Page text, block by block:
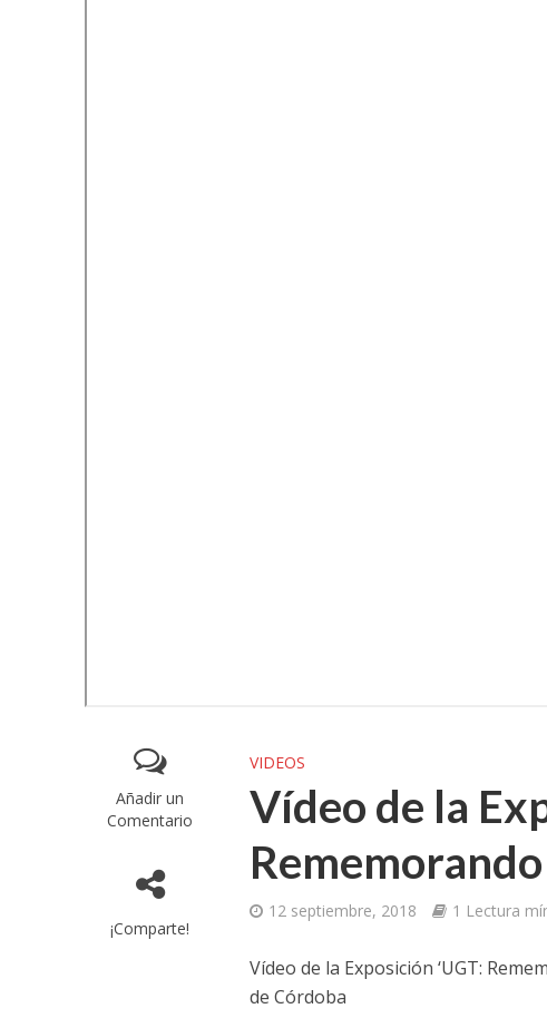
Añadir un
Comentario
¡Comparte!
VIDEOS
Vídeo de la
12 septiembre, 2018 1 Lectura
Vídeo de la Exposición ‘UGT:
de Córdoba